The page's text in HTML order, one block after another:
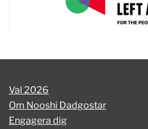
Val 2026
Om Nooshi Dadgostar
Engagera dig